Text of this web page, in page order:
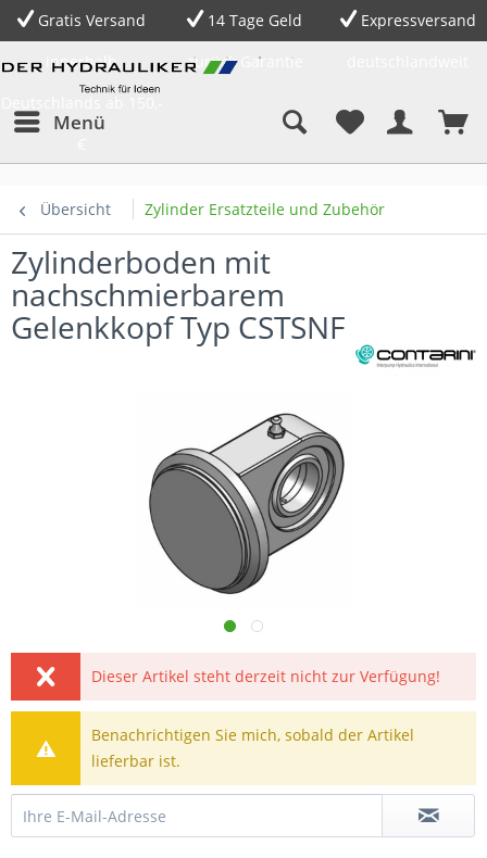
Gratis Versand
innerhalb
14 Tage Geld
zurück Garantie
Expressversand
Menü
Übersicht Zylinder Ersatzteile und Zubehör
Zylinderboden mit
nachschmierbarem
Gelenkkopf Typ CSTSNF
Dieser Artikel steht derzeit nicht zur Verfügung!
Benachrichtigen Sie mich, sobald der Artikel
lieferbar ist.